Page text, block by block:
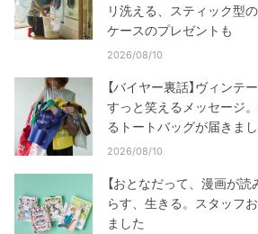
リ洗える、スティック型
ケースのプレゼントも
2026/08/10
【バイヤー裏話】ヴィンテ
すっと笑えるメッセージ
るトートバッグが届きまし
2026/08/10
【おとなだって、漫画が
らす、生きる。スタッフ
ました